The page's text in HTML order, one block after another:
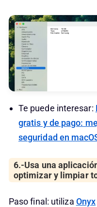
Te puede interesar:
gratis y de pago:
seguridad en
6.-Usa una
optimizar y limpiar
Paso final: utiliza Onyx